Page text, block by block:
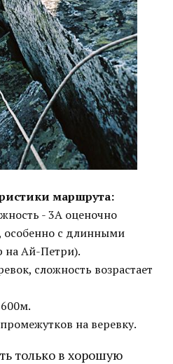
маршрута:
- 3А оценочно
с длинными
на Ай-Петри).
сложность возрастает
на веревку.
только в хорошую